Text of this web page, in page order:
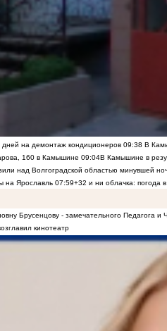
на демонтаж кондиционеров 09:38 В
160 в Камышине 09:04В Камышине в
над Волгоградской областью минувшей
на Ярославль 07:59+32 и ни облачка: погода
Брусенцову - замечательного Педагога и
кинотеатр